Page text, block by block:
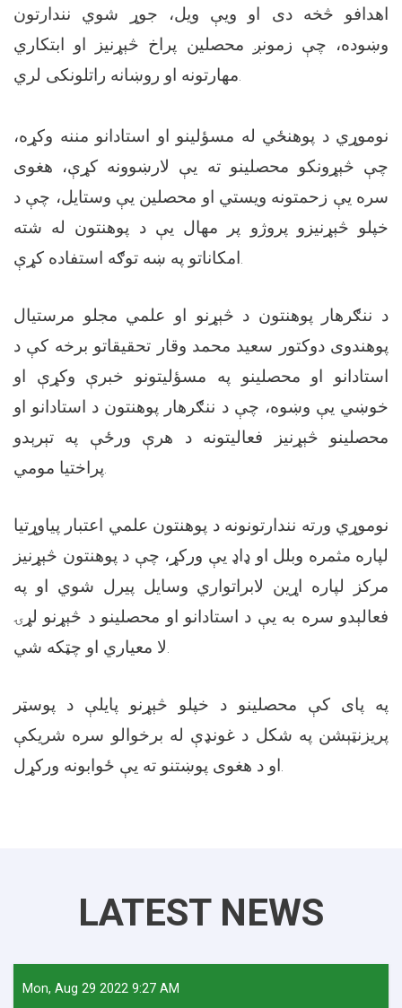
اهدافو څخه دی او ویې ویل، جوړ شوي نندارتون
وښوده، چې زمونږ محصلین پراخ څېړنیز او ابتکاري
مهارتونه او روښانه راتلونکی لري.
نوموړي د پوهنځي له مسؤلینو او استادانو مننه وکړه،
چې څېړونکو محصلینو ته یې لارښوونه کړې، هغوی
سره یې زحمتونه ویستي او محصلین یې وستایل، چې د
خپلو څېړنیزو پروژو پر مهال یې د پوهنتون له شته
امکاناتو په ښه توګه استفاده کړې.
د ننګرهار پوهنتون د څېړنو او علمي مجلو مرستیال
پوهندوی دوکتور سعید محمد وقار تحقیقاتو برخه کې د
استادانو او محصلینو په مسؤلیتونو خبرې وکړې او
خوښي یې وښوه، چې د ننګرهار پوهنتون د استادانو او
محصلینو څېړنیز فعالیتونه د هرې ورځې په تېرېدو
پراختیا مومي.
نوموړي ورته نندارتونونه د پوهنتون علمي اعتبار پیاوړتیا
لپاره مثمره وبلل او ډاډ یې ورکړ، چې د پوهنتون څېړنیز
مرکز لپاره اړین لابراتواري وسایل پیرل شوي او په
فعالېدو سره به یې د استادانو او محصلینو د څېړنو لړۍ
لا معیاري او چټکه شي.
په پاى کې محصلینو د خپلو څېړنو پایلې د پوسټر
پریزنټېشن په شکل د غونډې له برخوالو سره شریکې
او د هغوی پوښتنو ته یې ځوابونه ورکړل.
LATEST NEWS
Mon, Aug 29 2022 9:27 AM